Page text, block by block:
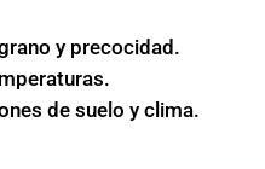
y precocidad.
de suelo y clima.